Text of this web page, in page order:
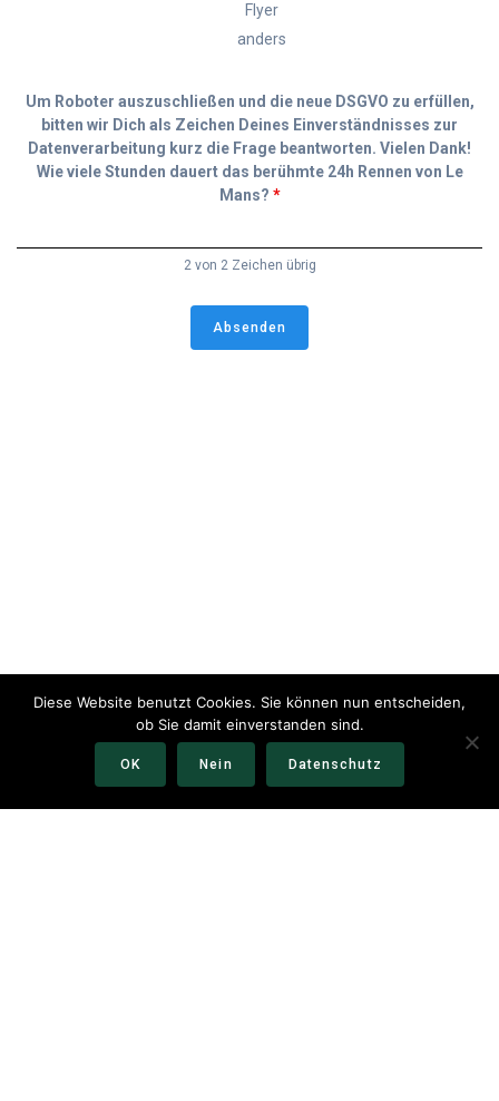
Flyer
anders
Um Roboter auszuschließen und die neue DSGVO zu erfüllen,
bitten wir Dich als Zeichen Deines Einverständnisses zur
Datenverarbeitung kurz die Frage beantworten. Vielen Dank!
Wie viele Stunden dauert das berühmte 24h Rennen von Le
Mans? *
2 von 2 Zeichen übrig
Diese Website benutzt Cookies. Sie können nun entscheiden,
ob Sie damit einverstanden sind.
OK Nein Datenschutz